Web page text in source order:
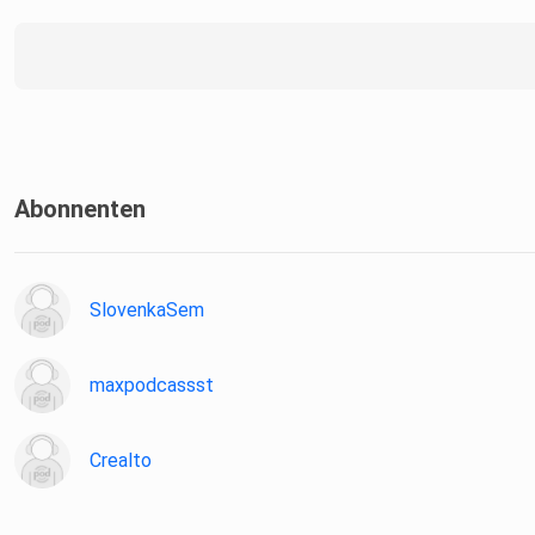
Abonnenten
SlovenkaSem
maxpodcassst
Crealto